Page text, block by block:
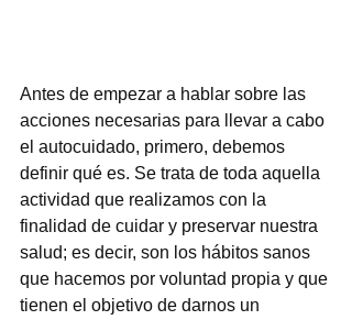
Antes de empezar a hablar sobre las
acciones necesarias para llevar a cabo
el autocuidado, primero, debemos
definir qué es. Se trata de toda aquella
actividad que realizamos con la
finalidad de cuidar y preservar nuestra
salud; es decir, son los hábitos sanos
que hacemos por voluntad propia y que
tienen el objetivo de darnos un